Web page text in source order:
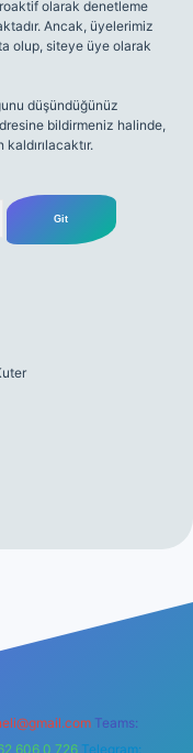
olarak denetleme
Ancak, üyelerimiz
olup, siteye üye olarak
düşündüğünüz
bildirmeniz halinde,
Teams:
606 0 726 Telegram: